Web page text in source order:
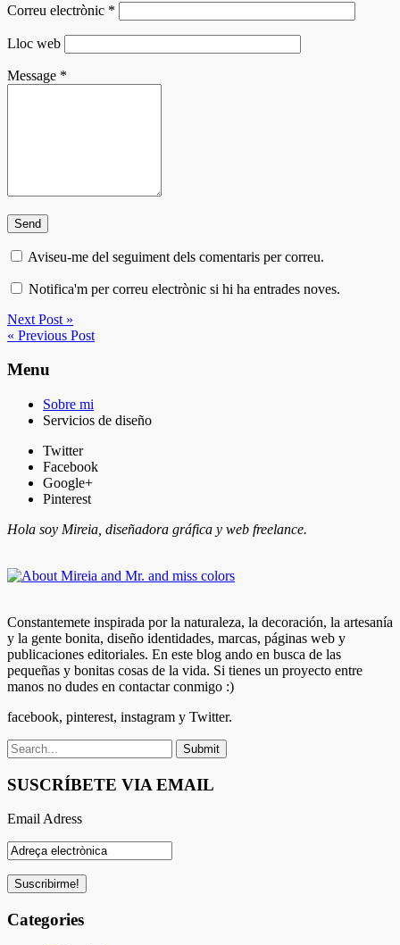
Correu electrònic *
Lloc web
Message *
Aviseu-me del seguiment dels comentaris per correu.
Notifica'm per correu electrònic si hi ha entrades noves.
Next Post »
« Previous Post
Menu
Sobre mi
Servicios de diseño
Twitter
Facebook
Google+
Pinterest
Hola soy Mireia, diseñadora gráfica y web freelance.
Constantemete inspirada por la naturaleza, la decoración, la artesanía
y la gente bonita, diseño identidades, marcas, páginas web y
publicaciones editoriales. En este blog ando en busca de las
pequeñas y bonitas cosas de la vida. Si tienes un proyecto entre
manos no dudes en contactar conmigo :)
facebook, pinterest, instagram y Twitter.
SUSCRÍBETE VIA EMAIL
Email Adress
Categories